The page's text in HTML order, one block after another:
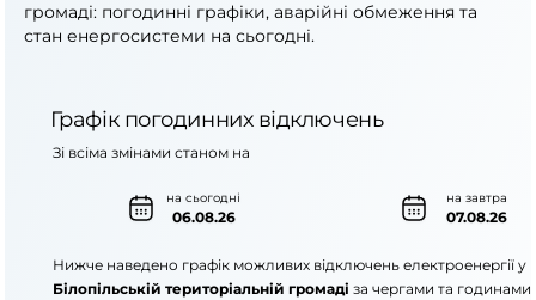
громаді: погодинні графіки, аварійні обмеження та
стан енергосистеми на сьогодні.
Графік погодинних відключень
на сьогодні
06.08.26
на завтра
07.08.26
Зі всіма змінами станом на
Нижче наведено графік можливих відключень електроенергії у
Білопільській територіальній громаді за чергами та годинами.